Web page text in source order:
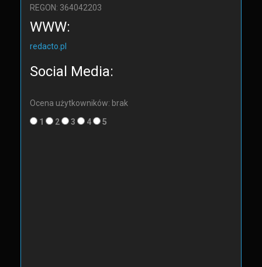
REGON: 364042203
WWW:
redacto.pl
Social Media:
Ocena użytkowników: brak
1
2 3 4 5